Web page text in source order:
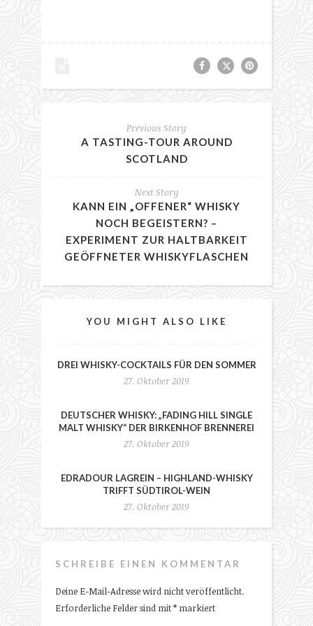
Previous Story
A TASTING-TOUR AROUND
SCOTLAND
Next Story
KANN EIN „OFFENER“ WHISKY
NOCH BEGEISTERN? –
EXPERIMENT ZUR HALTBARKEIT
GEÖFFNETER WHISKYFLASCHEN
YOU MIGHT ALSO LIKE
DREI WHISKY-COCKTAILS FÜR DEN SOMMER
27. Oktober 2019
DEUTSCHER WHISKY: „FADING HILL SINGLE
MALT WHISKY“ DER BIRKENHOF BRENNEREI
27. Oktober 2019
EDRADOUR LAGREIN – HIGHLAND-WHISKY
TRIFFT SÜDTIROL-WEIN
27. Oktober 2019
SCHREIBE EINEN KOMMENTAR
Deine E-Mail-Adresse wird nicht veröffentlicht.
Erforderliche Felder sind mit* markiert